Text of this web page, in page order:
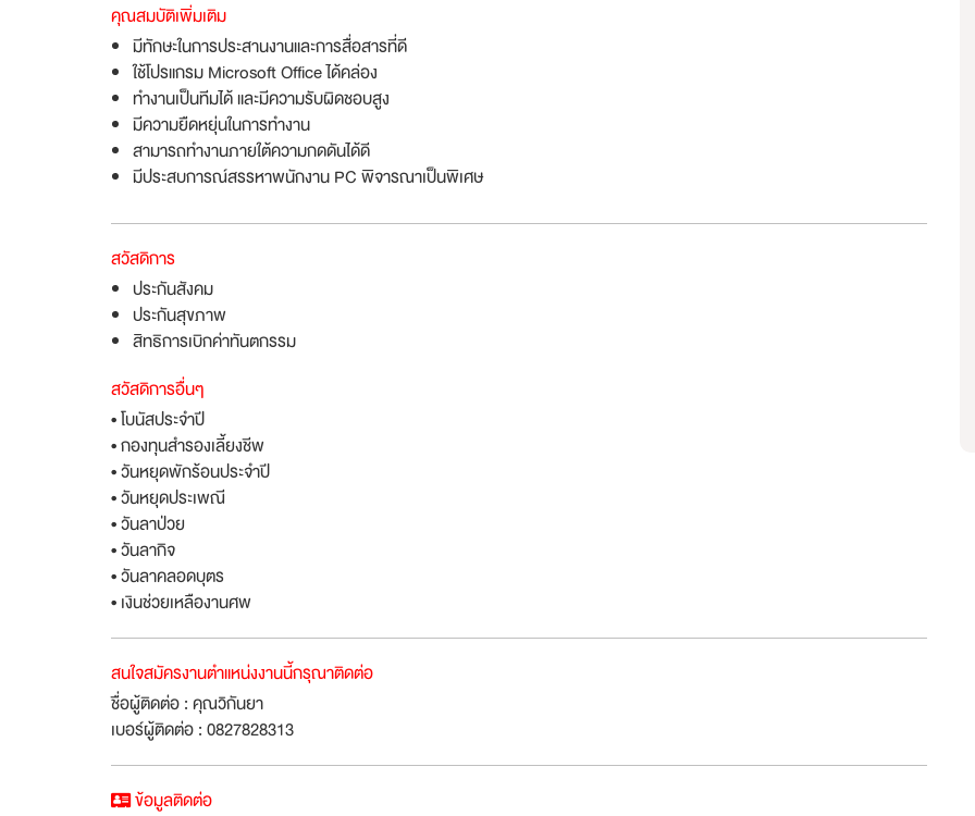
คุณสมบัติเพิ่มเติม
มีทักษะในการประสานงานและการสื่อสารที่ดี
ใช้โปรแกรม Microsoft Office ได้คล่อง
ทำงานเป็นทีมได้ และมีความรับผิดชอบสูง
มีความยืดหยุ่นในการทำงาน
สามารถทำงานภายใต้ความกดดันได้ดี
มีประสบการณ์สรรหาพนักงาน PC พิจารณาเป็นพิเศษ
สวัสดิการ
ประกันสังคม
ประกันสุขภาพ
สิทธิการเบิกค่าทันตกรรม
สวัสดิการอื่นๆ
• โบนัสประจำปี
• กองทุนสำรองเลี้ยงชีพ
• วันหยุดพักร้อนประจำปี
• วันหยุดประเพณี
• วันลาป่วย
• วันลากิจ
• วันลาคลอดบุตร
• เงินช่วยเหลืองานศพ
สนใจสมัครงานตำแหน่งงานนี้กรุณาติดต่อ
ชื่อผู้ติดต่อ : คุณวิกันยา
เบอร์ผู้ติดต่อ : 0827828313
ข้อมูลติดต่อ